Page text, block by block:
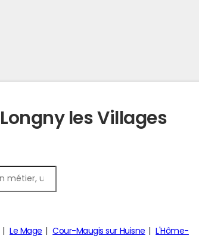
les Villages
Le Mage Cour-Maugis sur Huisne
L'Hôme-